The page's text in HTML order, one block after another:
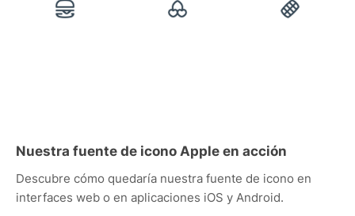
Nuestra fuente de icono Apple en acción
Descubre cómo quedaría nuestra fuente de icono en
interfaces web o en aplicaciones iOS y Android.